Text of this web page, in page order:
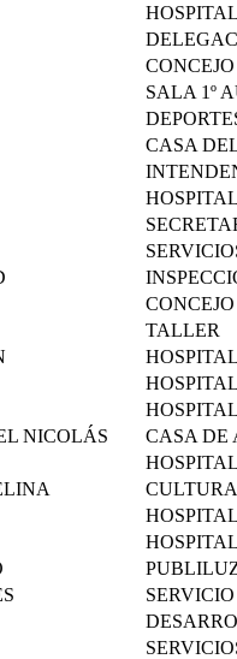
SALA 1º
CASA
TALLER
NICOLÁS
CASA DE